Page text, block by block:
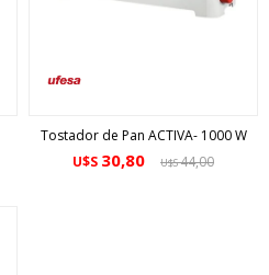
Tostador de Pan ACTIVA- 1000 W
U$S 30,80 U$S44,00